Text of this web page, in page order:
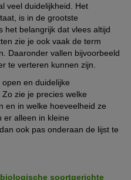
veel duidelijkheid. Het
is in de grootste
het belangrijk dat vlees altijd
zie je ook vaak de term
Daaronder vallen bijvoorbeeld
te verteren kunnen zijn.
en duidelijke
zie je precies welke
en in welke hoeveelheid ze
er alleen in kleine
ook pas onderaan de lijst te
biologische soortgerichte